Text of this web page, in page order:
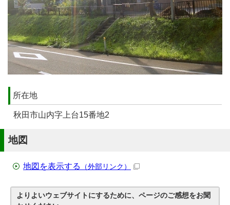
所在地
秋田市山内字上台15番地2
地図
地図を表示する （外部リンク）
よりよいウェブサイトにするために、ページのご感想をお聞